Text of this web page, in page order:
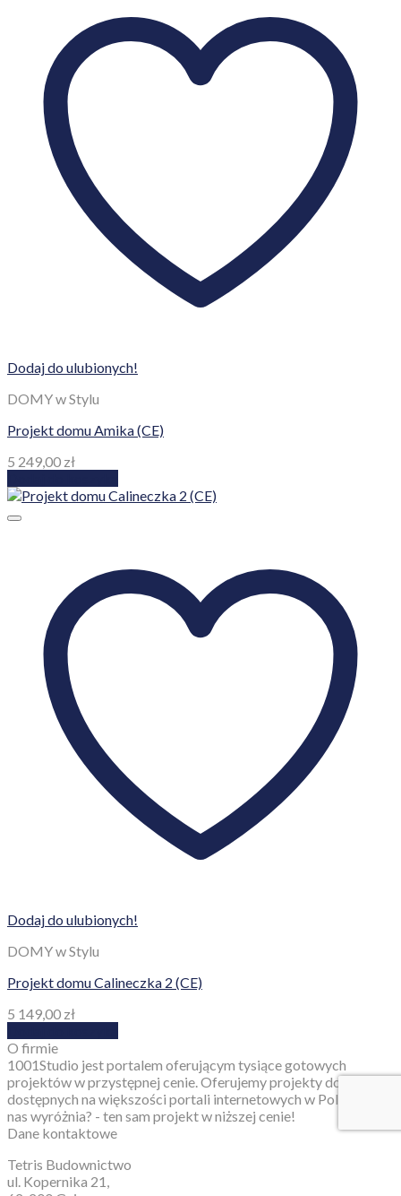
Dodaj do ulubionych!
DOMY w Stylu
Projekt domu Amika (CE)
5 249,00 zł
Dodaj do ulubionych!
DOMY w Stylu
Projekt domu Calineczka 2 (CE)
5 149,00 zł
O firmie
1001Studio jest portalem oferującym tysiące gotowych
projektów w przystępnej cenie. Oferujemy projekty domów
dostępnych na większości portali internetowych w Polsce. Co
nas wyróżnia? - ten sam projekt w niższej cenie!
Dane kontaktowe
Tetris Budownictwo
ul. Kopernika 21,